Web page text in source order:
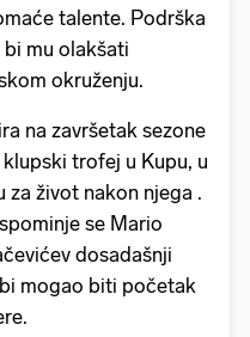
talente. Podrška
mu olakšati
okruženju.
na završetak sezone
trofej u Kupu, u
za život nakon njega .
se Mario
dosadašnji
mogao biti početak